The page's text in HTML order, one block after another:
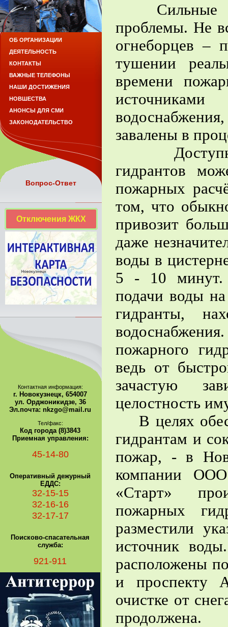
Сильные
проблемы. Не
огнеборцев –
тушении
времени
источниками
завалены в
гидрантов
пожарных
том, что
привозит
даже
воды в
5 - 10 минут.
подачи воды
гидранты,
пожарного
ведь от
зачастую
целостность
В целях
гидрантам и
пожар, - в
компании
«Старт»
пожарных
разместили
источник
расположены
и проспекту
очистке от
продолжена.
ОБ ОРГАНИЗАЦИИ
ДЕЯТЕЛЬНОСТЬ
КОНТАКТЫ
ВАЖНЫЕ ТЕЛЕФОНЫ
НАШИ ДОСТИЖЕНИЯ
НОВШЕСТВА
АНОНСЫ ДЛЯ СМИ
ЗАКОНОДАТЕЛЬСТВО
Вопрос-Ответ
Отключения ЖКХ
Контактная информация:
г. Новокузнецк, 654007
ул. Орджоникидзе, 36
Эл.почта: nkzgo@mail.ru
Тел/факс:
Код города (8)3843
Приемная управления:
45-14-80
Оперативный дежурный
ЕДДС:
32-15-15
32-16-16
32-17-17
Поисково-спасательная
служба:
921-911